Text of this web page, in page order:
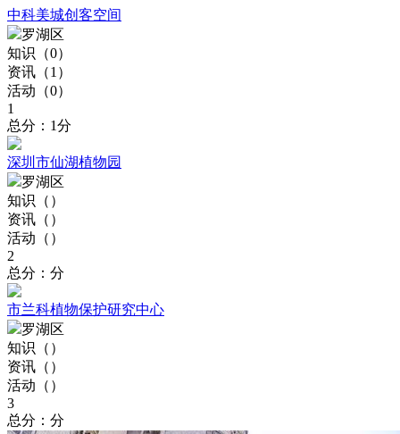
中科美城创客空间
罗湖区
知识（0）
资讯（1 ）
活动（0）
1
总分：1分
深圳市仙湖植物园
罗湖区
知识（ ）
资讯（ ）
活动（ ）
2
总分：分
市兰科植物保护研究中心
罗湖区
知识（ ）
资讯（ ）
活动（ ）
3
总分：分